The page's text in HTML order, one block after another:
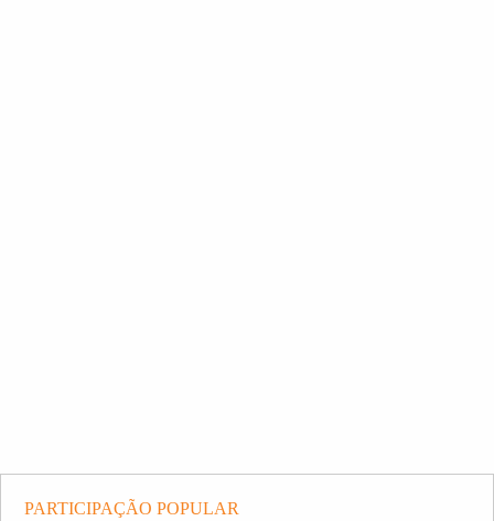
PARTICIPAÇÃO POPULAR